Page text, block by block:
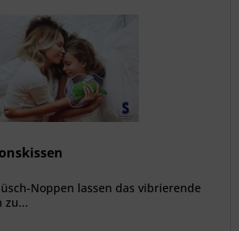
Noppen lassen das vibrierende
zu...